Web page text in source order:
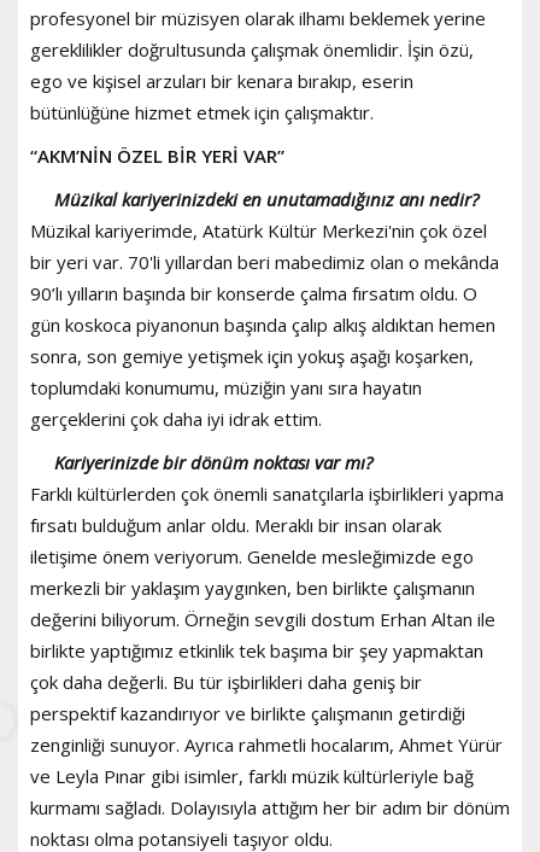
profesyonel bir müzisyen olarak ilhamı beklemek yerine
gereklilikler doğrultusunda çalışmak önemlidir. İşin özü,
ego ve kişisel arzuları bir kenara bırakıp, eserin
bütünlüğüne hizmet etmek için çalışmaktır.
“AKM’NİN ÖZEL BİR YERİ VAR”
Müzikal kariyerinizdeki en unutamadığınız anı nedir?
Müzikal kariyerimde, Atatürk Kültür Merkezi'nin çok özel
bir yeri var. 70'li yıllardan beri mabedimiz olan o mekânda
90’lı yılların başında bir konserde çalma fırsatım oldu. O
gün koskoca piyanonun başında çalıp alkış aldıktan hemen
sonra, son gemiye yetişmek için yokuş aşağı koşarken,
toplumdaki konumumu, müziğin yanı sıra hayatın
gerçeklerini çok daha iyi idrak ettim.
Kariyerinizde bir dönüm noktası var mı?
Farklı kültürlerden çok önemli sanatçılarla işbirlikleri yapma
fırsatı bulduğum anlar oldu. Meraklı bir insan olarak
iletişime önem veriyorum. Genelde mesleğimizde ego
merkezli bir yaklaşım yaygınken, ben birlikte çalışmanın
değerini biliyorum. Örneğin sevgili dostum Erhan Altan ile
birlikte yaptığımız etkinlik tek başıma bir şey yapmaktan
çok daha değerli. Bu tür işbirlikleri daha geniş bir
perspektif kazandırıyor ve birlikte çalışmanın getirdiği
zenginliği sunuyor. Ayrıca rahmetli hocalarım, Ahmet Yürür
ve Leyla Pınar gibi isimler, farklı müzik kültürleriyle bağ
kurmamı sağladı. Dolayısıyla attığım her bir adım bir dönüm
noktası olma potansiyeli taşıyor oldu.